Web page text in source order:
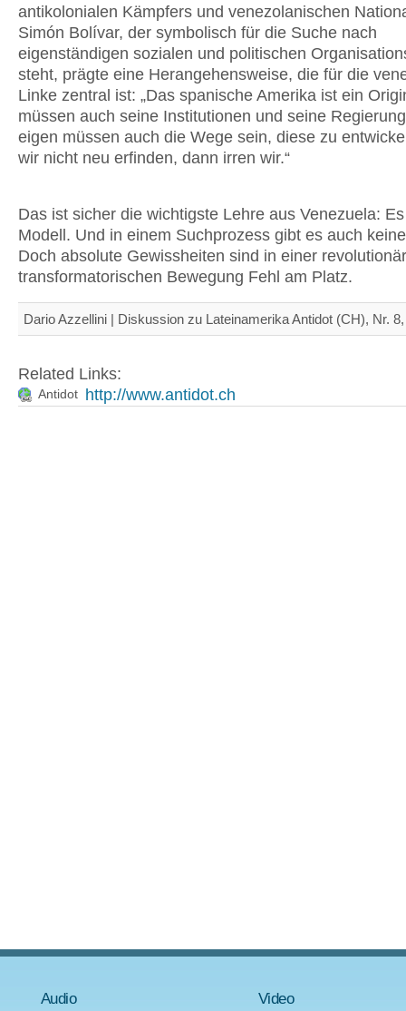
antikolonialen Kämpfers und venezolanischen
Simón Bolívar, der symbolisch für die Suche nach
eigenständigen sozialen und politischen
steht, prägte eine Herangehensweise, die für die
Linke zentral ist: „Das spanische Amerika ist ein
müssen auch seine Institutionen und seine
eigen müssen auch die Wege sein, diese zu
wir nicht neu erfinden, dann irren wir.“
Das ist sicher die wichtigste Lehre aus Venezuela:
Modell. Und in einem Suchprozess gibt es auch
Doch absolute Gewissheiten sind in einer
transformatorischen Bewegung Fehl am Platz.
Dario Azzellini | Diskussion zu Lateinamerika Antidot (CH), Nr.
Related Links:
Antidot http://www.antidot.ch
Audio Video